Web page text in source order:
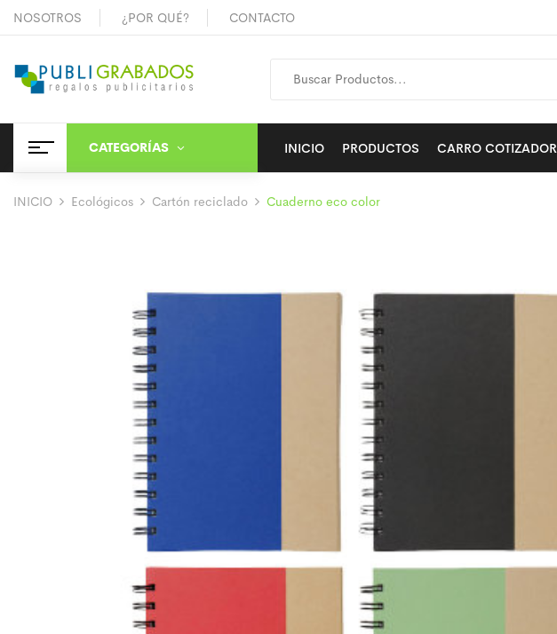
NOSOTROS ¿POR QUÉ? CONTACTO
CATEGORÍAS INICIO PRODUCTOS CARRO COTIZADOR
INICIO Ecológicos Cartón reciclado Cuaderno eco color